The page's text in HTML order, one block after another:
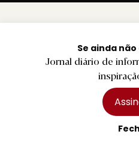
Se ainda
Jornal diário de